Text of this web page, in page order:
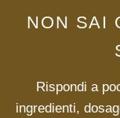
NON SAI
Rispondi a
ingredienti,